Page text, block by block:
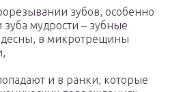
зубов, особенно
мудрости – зубные
в микротрещины
и в ранки, которые